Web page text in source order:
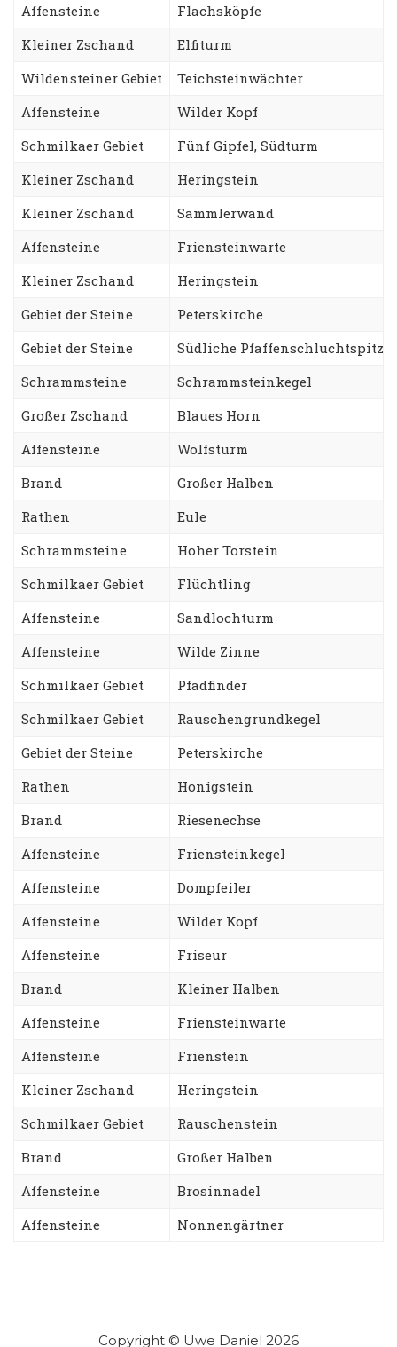
Affensteine
Flachsköpfe
Kleiner Zschand
Elfiturm
Wildensteiner Gebiet
Teichsteinwächter
Affensteine
Wilder Kopf
Schmilkaer Gebiet
Fünf Gipfel, Südturm
Kleiner Zschand
Heringstein
Kleiner Zschand
Sammlerwand
Affensteine
Friensteinwarte
Kleiner Zschand
Heringstein
Gebiet der Steine
Peterskirche
Gebiet der Steine
Südliche Pfaffenschluchtspitze
Schrammsteine
Schrammsteinkegel
Großer Zschand
Blaues Horn
Affensteine
Wolfsturm
Brand
Großer Halben
Rathen
Eule
Schrammsteine
Hoher Torstein
Schmilkaer Gebiet
Flüchtling
Affensteine
Sandlochturm
Affensteine
Wilde Zinne
Schmilkaer Gebiet
Pfadfinder
Schmilkaer Gebiet
Rauschengrundkegel
Gebiet der Steine
Peterskirche
Rathen
Honigstein
Brand
Riesenechse
Affensteine
Friensteinkegel
Affensteine
Dompfeiler
Affensteine
Wilder Kopf
Affensteine
Friseur
Brand
Kleiner Halben
Affensteine
Friensteinwarte
Affensteine
Frienstein
Kleiner Zschand
Heringstein
Schmilkaer Gebiet
Rauschenstein
Brand
Großer Halben
Affensteine
Brosinnadel
Affensteine
Nonnengärtner
Copyright © Uwe Daniel 2026